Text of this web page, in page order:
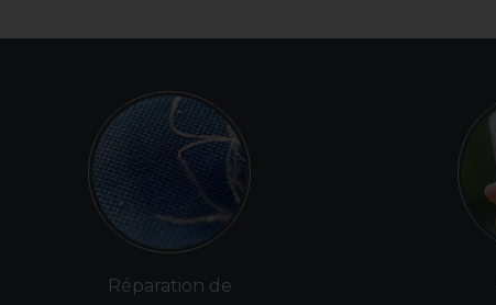
Réparation de